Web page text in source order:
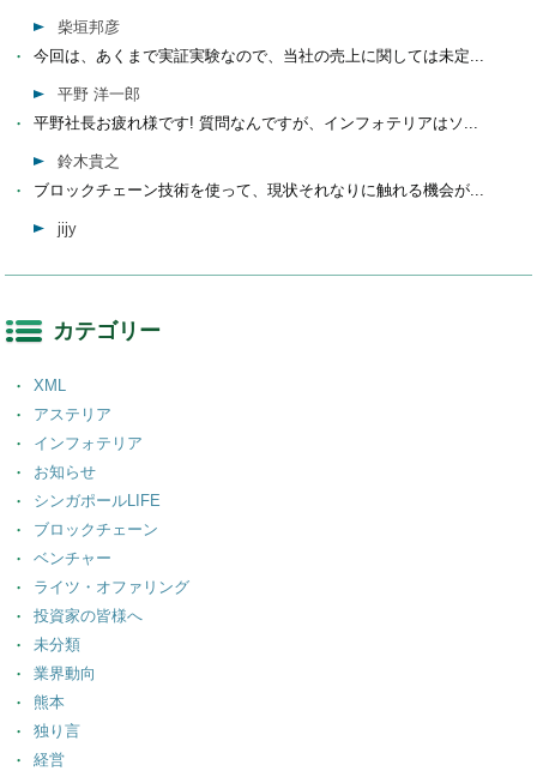
柴垣邦彦
今回は、あくまで実証実験なので、当社の売上に関しては未定...
平野 洋一郎
平野社長お疲れ様です! 質問なんですが、インフォテリアはソ...
鈴木貴之
ブロックチェーン技術を使って、現状それなりに触れる機会が...
jijy
カテゴリー
XML
アステリア
インフォテリア
お知らせ
シンガポールLIFE
ブロックチェーン
ベンチャー
ライツ・オファリング
投資家の皆様へ
未分類
業界動向
熊本
独り言
経営